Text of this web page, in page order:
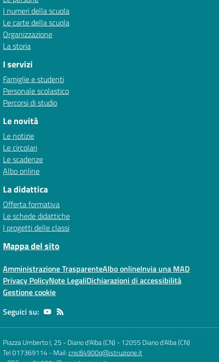
I numeri della scuola
Le carte della scuola
Organizzazione
La storia
I servizi
Famiglie e studenti
Personale scolastico
Percorsi di studio
Le novità
Le notizie
Le circolari
Le scadenze
Albo online
La didattica
Offerta formativa
Le schede didattiche
I progetti delle classi
Mappa del sito
Amministrazione TrasparenteAlbo onlineInvia una MAD
Privacy PolicyNote LegaliDichiarazioni di accessibilità
Gestione cookie
Seguici su:
Piazza Umberto I, 25 - Diano d'Alba (CN) -12055 Diano d'Alba (CN)
Tel 017369114- Mail:cnic84900q@istruzione.it